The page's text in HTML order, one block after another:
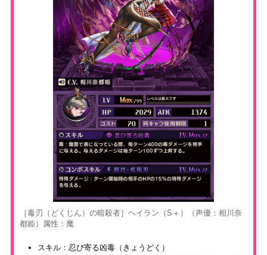
［毒刃（どくじん）の暗殺者］ヘイラン（S＋）（声優：相川奈
都姫）属性：魔
スキル：忍び寄る凶毒（きょうどく）